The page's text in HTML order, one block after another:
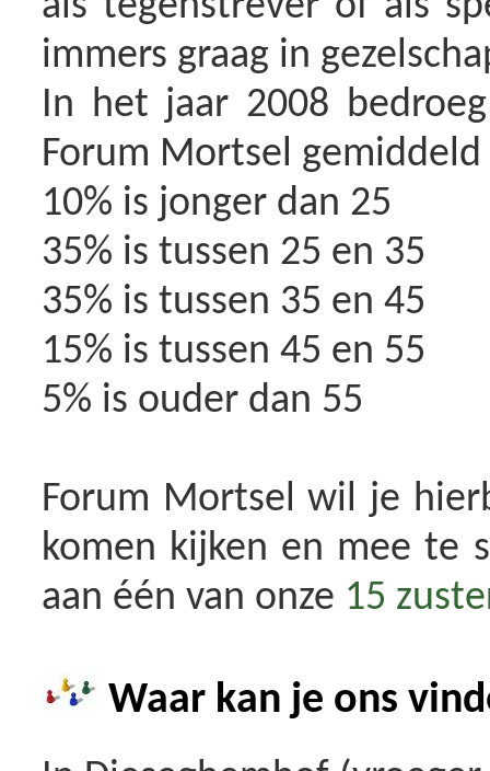
immers graag in
In het jaar 2008
Forum Mortsel gemiddeld
10% is jonger dan 25
35% is tussen 25 en 35
35% is tussen 35 en 45
15% is tussen 45 en 55
5% is ouder dan 55
Forum Mortsel wil je
komen kijken en mee te
aan één van onze 15
Waar kan je ons